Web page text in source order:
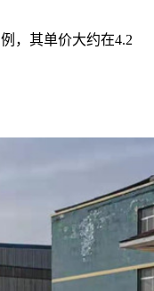
，其单价大约在4.2